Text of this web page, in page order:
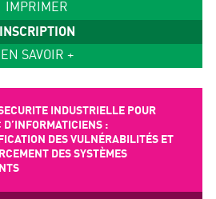
IMPRIMER
INSCRIPTION
EN SAVOIR +
INDUSTRIELLE POUR
D’INFORMATICIENS :
DES VULNÉRABILITÉS ET
DES SYSTÈMES